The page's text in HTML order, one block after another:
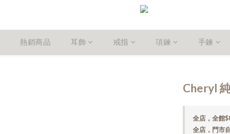
熱銷商品 耳飾 戒指 項鍊 手鍊
Cheryl
全店，全館
全店，門市